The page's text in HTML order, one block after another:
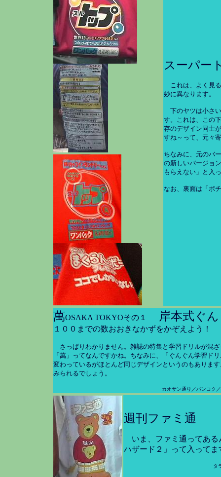
スーパー
これは、よく見
妙に異なります。
下のヤツは小さ
す。これは、この
存のデザイン同士
すね～って、元々
ちなみに、元のバ
の新しいバージョ
もらえない」と入
なお、裏面は「ポ
萬OSAKA TOKYOその１ 岸本式ぐん
１００までの数おおきなかずをかぞえよう！
さっぱりわかりません。雑誌の特集と学習ドリルが混
「萬」ってなんですかね。ちなみに、「ぐんぐん学習ド
変わっているがほとんど同じデザインというのもありま
みられるでしょう。
カオサン通り／バンコク
週刊ファミ通
いま、ファミ通ってあ
ハザード２」って入って
タ